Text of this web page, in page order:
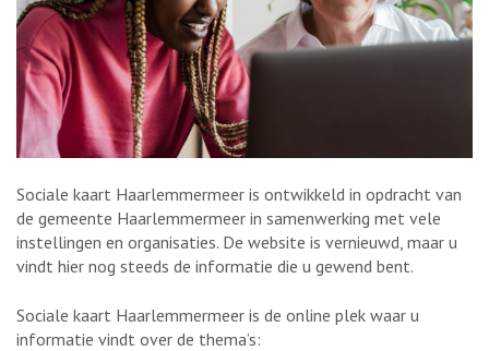
Sociale kaart Haarlemmermeer is ontwikkeld in opdracht van
de gemeente Haarlemmermeer in samenwerking met vele
instellingen en organisaties. De website is vernieuwd, maar u
vindt hier nog steeds de informatie die u gewend bent.
Sociale kaart Haarlemmermeer is de online plek waar u
informatie vindt over de thema’s: